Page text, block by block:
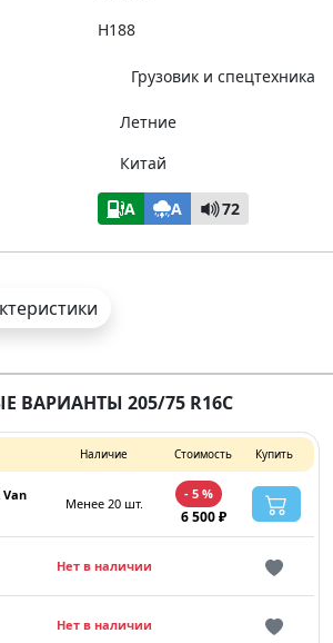
H188
Грузовик и спецтехника
Летние
Китай
A A 72
ВАРИАНТЫ 205/75 R16C
Наличие Стоимость Купить
Van
Менее 20 шт.
- 5 %
6 500 ₽
Нет в наличии
Нет в наличии